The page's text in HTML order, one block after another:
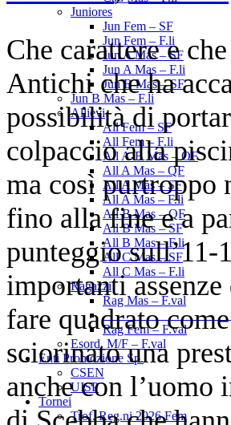
Juniores
Jun Fem – SF
Jun Fem – F.li
Jun A Mas – SF
Jun A Mas – F.li
Jun B Mas – SF
Jun B Mas – F.li
Allievi
All Fem – SF
All Fem – F.li
All A-B Mas – OF
All A Mas – QF
All A Mas – SF
All A Mas – F.li
All B Mas – QF
All B Mas – SF
All B Mas – F.li
All C Mas – SF
All C Mas – F.li
Ragazzi
Rag Mas – F.val
Rag Fem – F.val
Esord. M/F – F.val
Enti Promozione Sp.
CSEN
UISP
Tornei
Trof. Reg.ni 2026 Fem
Che carattere e
Antichi che ha
possibilità di
colpaccio alla
ma così purtroppo
fino alla fine e a
punteggio
importanti
fare quadrato
sciorinato una
anche con l’uomo